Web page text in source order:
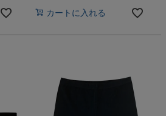
カートに入れる